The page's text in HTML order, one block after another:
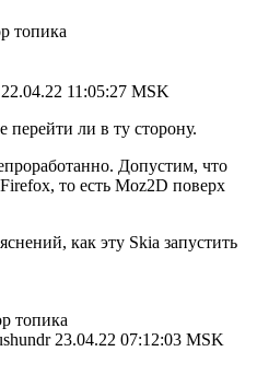
топика
11:05:27 MSK
перейти ли в ту сторону.
Допустим, что
то есть Moz2D поверх
как эту Skia запустить
топика
23.04.22 07:12:03 MSK